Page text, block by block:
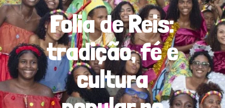
Folia de Reis:
tradição, fé e
cultura